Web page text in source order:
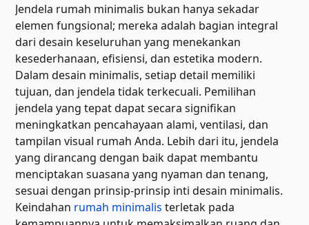
Jendela rumah minimalis bukan hanya sekadar
elemen fungsional; mereka adalah bagian integral
dari desain keseluruhan yang menekankan
kesederhanaan, efisiensi, dan estetika modern.
Dalam desain minimalis, setiap detail memiliki
tujuan, dan jendela tidak terkecuali. Pemilihan
jendela yang tepat dapat secara signifikan
meningkatkan pencahayaan alami, ventilasi, dan
tampilan visual rumah Anda. Lebih dari itu, jendela
yang dirancang dengan baik dapat membantu
menciptakan suasana yang nyaman dan tenang,
sesuai dengan prinsip-prinsip inti desain minimalis.
Keindahan rumah minimalis terletak pada